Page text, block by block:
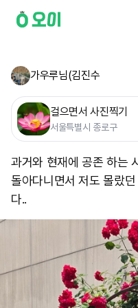
가우루님(김진수
걸으면서 사진찍기
서울특별시 종로구
과거와 현재에 공존 하는
돌아다니면서 저도 몰랐
다..